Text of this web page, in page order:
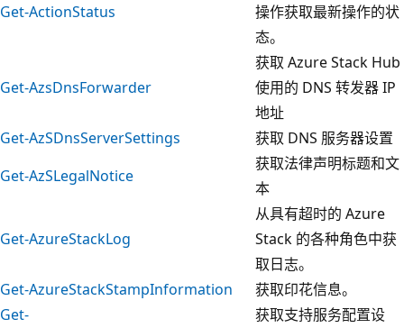
Get-ActionStatus
操作获取最新操作的状
态。
Get-AzsDnsForwarder
获取 Azure Stack Hub
使用的 DNS 转发器 IP
地址
Get-AzSDnsServerSettings
获取 DNS 服务器设置
Get-AzSLegalNotice
获取法律声明标题和文
本
Get-AzureStackLog
从具有超时的 Azure
Stack 的各种角色中获
取日志。
Get-AzureStackStampInformation
获取印花信息。
Get-
获取支持服务配置设